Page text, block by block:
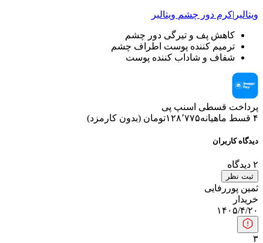
ویتالیر |کرم دور چشم ویتالیر
کاهش پف و تیرگی دور چشم
ترمیم کننده پوست اطراف چشم
شفاف و شاداب کننده پوست
پرداخت قسطی اسنپ پی
۴ قسط ماهیانه
۱۲۸٬۷۷۵تومان (بدون کارمزد)
دیدگاه کاربران
۲ دیدگاه
ثبت نظر
ثمین پوررفایی
خریدار
۱۴۰۵/۴/۲۰
۳